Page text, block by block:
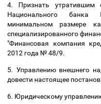
4. Признать утратившим
Национального банка
минимальном размере
специализированного
"Финансовая компания
2012 года № 48/9.
5. Управлению внешнего
довести настоящее
6. Юридическому